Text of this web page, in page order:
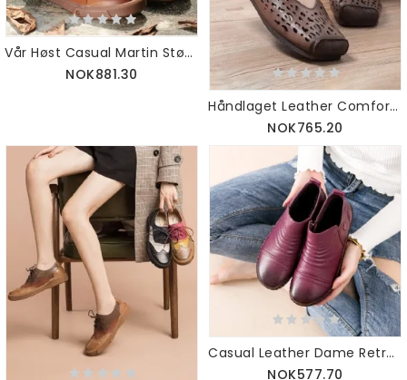
Vår Høst Casual Martin Støvler |gavesko 34-42
NOK881.30
Håndlaget Leather Comfort Brown Flate Sko
NOK765.20
Casual Leather Dame Retro Sko 35-42.
NOK577.70